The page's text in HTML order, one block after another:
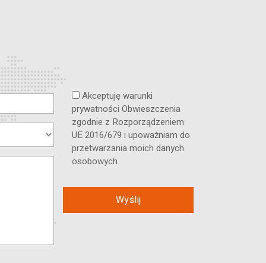
Akceptuję warunki
prywatności Obwieszczenia
zgodnie z Rozporządzeniem
UE 2016/679 i upoważniam do
przetwarzania moich danych
osobowych.